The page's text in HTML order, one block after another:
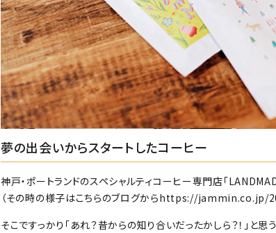
夢の出会いからスタートしたコーヒー
神戸・ポートランドのスペシャルティコーヒー専門店「
（その時の様子はこちらのブログからhttps://jammin.co.jp/
そこですっかり「あれ？昔からの知り合いだったかしら？！」